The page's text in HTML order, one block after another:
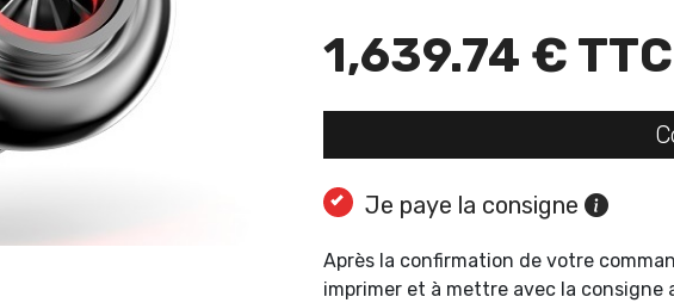
1,639.74 € TTC
Je paye la consigne
Après la confirmation de votre
imprimer et à mettre avec la